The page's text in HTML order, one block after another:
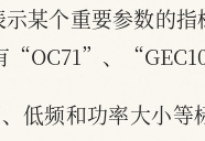
某个重要参数的
“OC71”、
低频和功率大小